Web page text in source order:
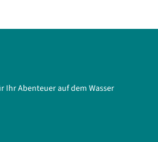
Ihr Abenteuer auf dem Wasser